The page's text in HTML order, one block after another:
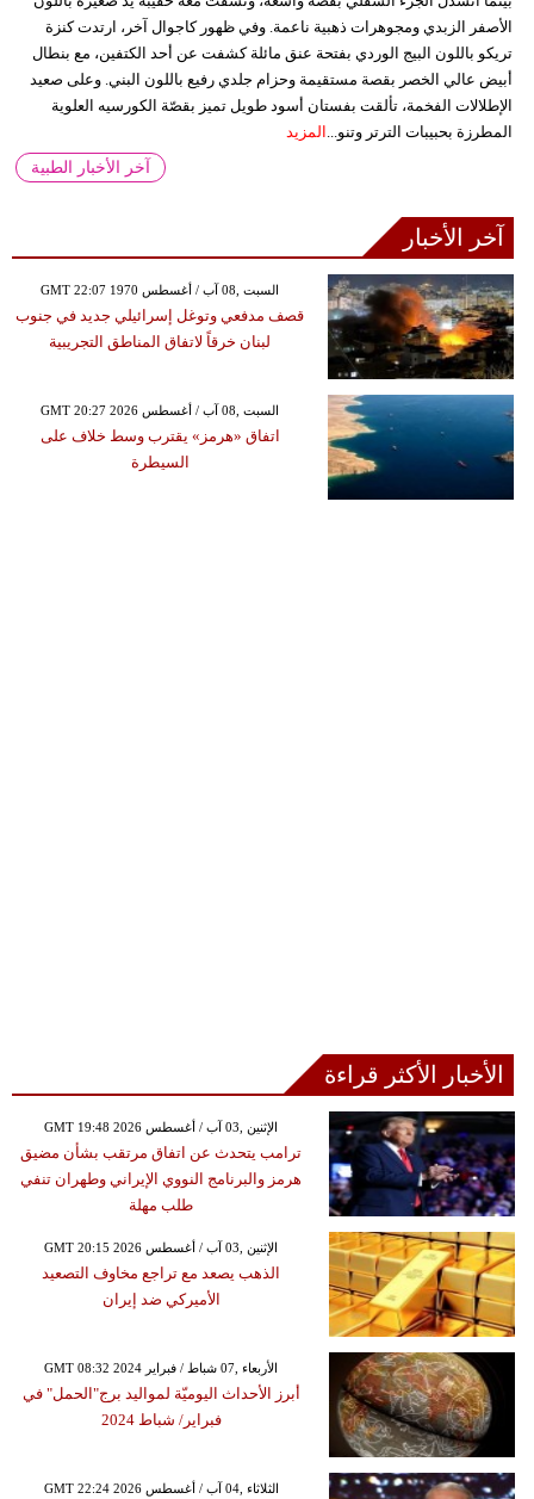
الأصفر الزبدي ومجوهرات ذهبية ناعمة. وفي ظهور كاجوال آخر، ارتدت كنزة
تريكو باللون البيج الوردي بفتحة عنق مائلة كشفت عن أحد الكتفين، مع بنطال
أبيض عالي الخصر بقصة مستقيمة وحزام جلدي رفيع باللون البني. وعلى صعيد
الإطلالات الفخمة، تألقت بفستان أسود طويل تميز بقصّة الكورسيه العلوية
المطرزة بحبيبات الترتر وتنو... المزيد
آخر الأخبار الطبية
آخر الأخبار
GMT 22:07 1970 السبت ,08 آب / أغسطس
قصف مدفعي وتوغل إسرائيلي جديد في جنوب
لبنان خرقاً لاتفاق المناطق التجريبية
GMT 20:27 2026 السبت ,08 آب / أغسطس
اتفاق «هرمز» يقترب وسط خلاف على
السيطرة
الأخبار الأكثر قراءة
GMT 19:48 2026 الإثنين ,03 آب / أغسطس
ترامب يتحدث عن اتفاق مرتقب بشأن مضيق
هرمز والبرنامج النووي الإيراني وطهران تنفي
طلب مهلة
GMT 20:15 2026 الإثنين ,03 آب / أغسطس
الذهب يصعد مع تراجع مخاوف التصعيد
الأميركي ضد إيران
GMT 08:32 2024 الأربعاء ,07 شباط / فبراير
أبرز الأحداث اليوميّة لمواليد برج"الحمل" في
فبراير/ شباط 2024
GMT 22:24 2026 الثلاثاء ,04 آب / أغسطس